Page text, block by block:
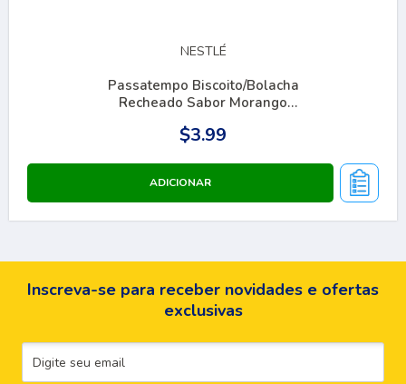
NESTLÉ
Passatempo Biscoito/Bolacha
Recheado Sabor Morango
$3.99
Inscreva-se para receber novidades e ofertas
exclusivas